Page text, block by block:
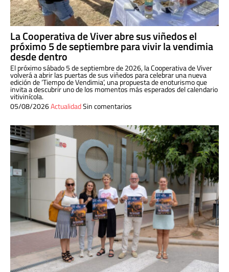
La Cooperativa de Viver abre sus viñedos el
próximo 5 de septiembre para vivir la vendimia
desde dentro
El próximo sábado 5 de septiembre de 2026, la Cooperativa de Viver
volverá a abrir las puertas de sus viñedos para celebrar una nueva
edición de ‘Tiempo de Vendimia’, una propuesta de enoturismo que
invita a descubrir uno de los momentos más esperados del calendario
vitivinícola.
05/08/2026ActualidadSin comentarios